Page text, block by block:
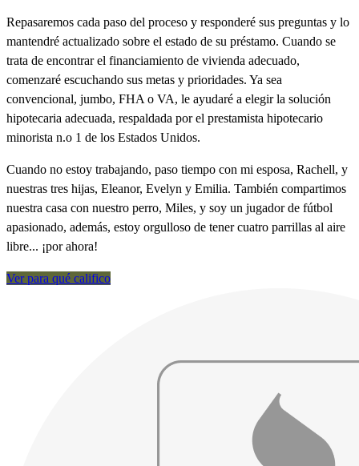
Repasaremos cada paso del proceso y responderé sus preguntas y lo
mantendré actualizado sobre el estado de su préstamo. Cuando se
trata de encontrar el financiamiento de vivienda adecuado,
comenzaré escuchando sus metas y prioridades. Ya sea
convencional, jumbo, FHA o VA, le ayudaré a elegir la solución
hipotecaria adecuada, respaldada por el prestamista hipotecario
minorista n.o 1 de los Estados Unidos.
Cuando no estoy trabajando, paso tiempo con mi esposa, Rachell, y
nuestras tres hijas, Eleanor, Evelyn y Emilia. También compartimos
nuestra casa con nuestro perro, Miles, y soy un jugador de fútbol
apasionado, además, estoy orgulloso de tener cuatro parrillas al aire
libre... ¡por ahora!
Ver para qué califico